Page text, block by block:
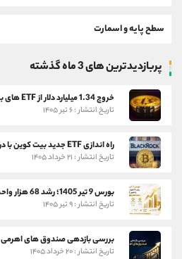
سطح پایه و اسمارت
پربازدیدترین های 3 ماه گذشته
خروج 1.34 میلیارد دلار از ETF های بیت کوین در یک هفته
تاریخ انتشار : ۶ تیر ۱۴۰۵
راه اندازی ETF جدید بیت کوین با درآمد ماهانه
تاریخ انتشار : ۲۱ خرداد ۱۴۰۵
تاریخ انتشار : ۹ تیر ۱۴۰۵
بررسی بازدهی صندوق های اهرمی
تاریخ انتشار : ۲۰ خرداد ۱۴۰۵